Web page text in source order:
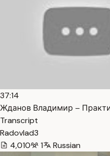
37:14
Жданов Владимир –
Transcript
Radovlad3
4,010
1 Russian